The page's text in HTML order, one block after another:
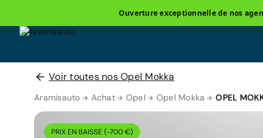
Ouverture exceptionnelle de nos
Voir toutes nos Opel Mokka
Aramisauto Achat Opel Opel Mokka OPEL
PRIX EN BAISSE (-700 €)